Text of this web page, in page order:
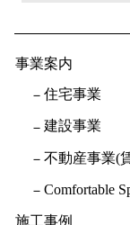
事業案内
住宅事業
建設事業
不動産事業(
Comfortable
施工事例